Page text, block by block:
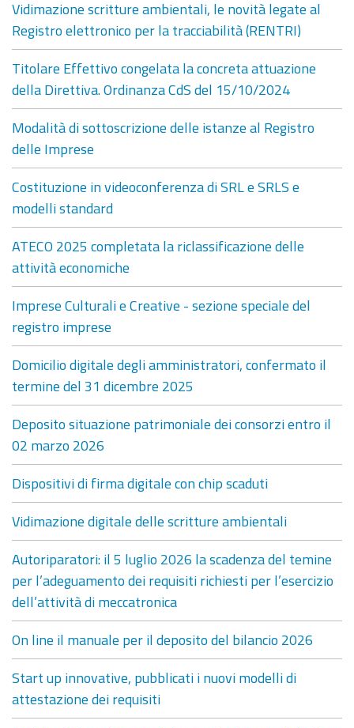
Vidimazione scritture ambientali, le novità legate al
Registro elettronico per la tracciabilità (RENTRI)
Titolare Effettivo congelata la concreta attuazione
della Direttiva. Ordinanza CdS del 15/10/2024
Modalità di sottoscrizione delle istanze al Registro
delle Imprese
Costituzione in videoconferenza di SRL e SRLS e
modelli standard
ATECO 2025 completata la riclassificazione delle
attività economiche
Imprese Culturali e Creative - sezione speciale del
registro imprese
Domicilio digitale degli amministratori, confermato il
termine del 31 dicembre 2025
Deposito situazione patrimoniale dei consorzi entro il
02 marzo 2026
Dispositivi di firma digitale con chip scaduti
Vidimazione digitale delle scritture ambientali
Autoriparatori: il 5 luglio 2026 la scadenza del temine
per l’adeguamento dei requisiti richiesti per l’esercizio
dell’attività di meccatronica
On line il manuale per il deposito del bilancio 2026
Start up innovative, pubblicati i nuovi modelli di
attestazione dei requisiti